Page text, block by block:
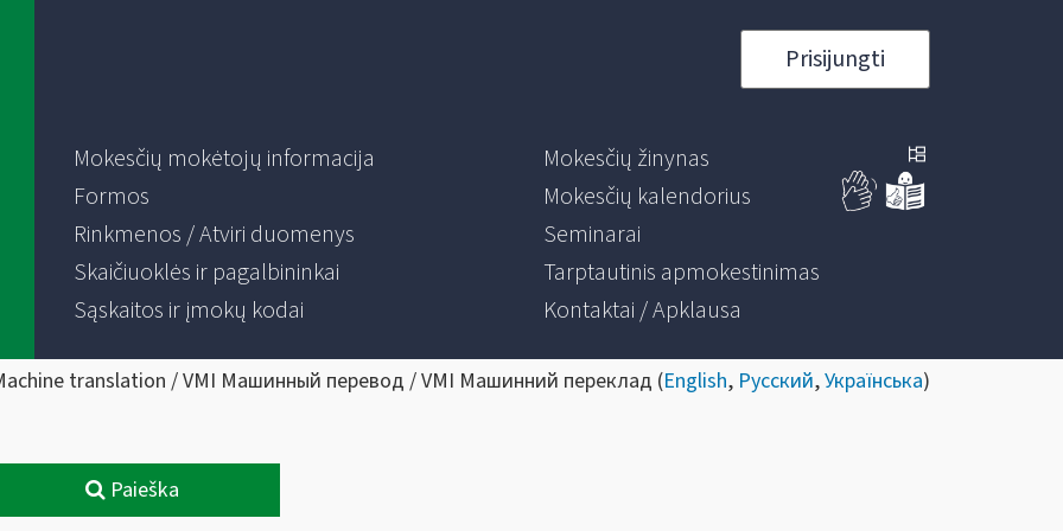
Prisijungti
Mokesčių mokėtojų informacija
Formos
Rinkmenos / Atviri duomenys
Skaičiuoklės ir pagalbininkai
Sąskaitos ir įmokų kodai
Mokesčių žinynas
Mokesčių kalendorius
Seminarai
Tarptautinis apmokestinimas
Kontaktai / Apklausa
translation / VMI Машинный перевод / VMI Машинний переклад (English, Русский,Українська)
Paieška